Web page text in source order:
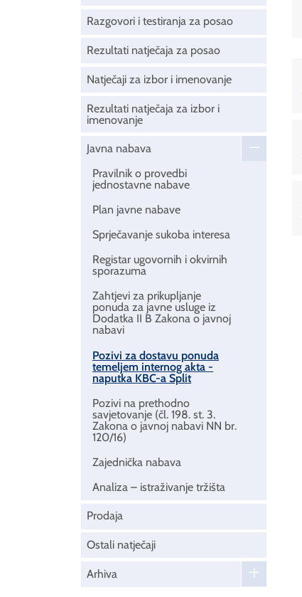
Razgovori i testiranja za posao
Rezultati natječaja za posao
Natječaji za izbor i imenovanje
Rezultati natječaja za izbor i
imenovanje
Javna nabava
Pravilnik o provedbi
jednostavne nabave
Plan javne nabave
Sprječavanje sukoba interesa
Registar ugovornih i okvirnih
sporazuma
Zahtjevi za prikupljanje
ponuda za javne usluge iz
Dodatka II B Zakona o javnoj
nabavi
Pozivi za dostavu ponuda
temeljem internog akta -
naputka KBC-a Split
Pozivi na prethodno
savjetovanje (čl. 198. st. 3.
Zakona o javnoj nabavi NN br.
120/16)
Zajednička nabava
Analiza – istraživanje tržišta
Prodaja
Ostali natječaji
Arhiva